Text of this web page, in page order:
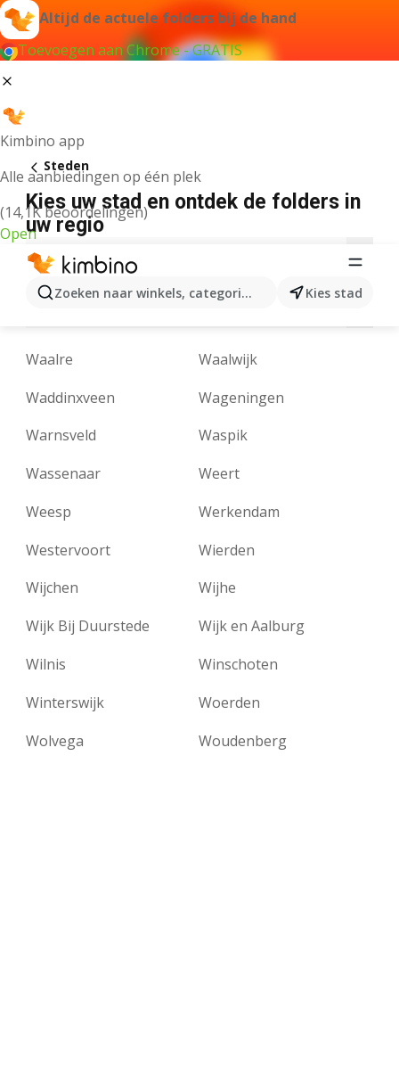
Altijd de actuele folders bij de hand
Toevoegen aan Chrome - GRATIS
Kimbino app
Alle aanbiedingen op één plek
(14,1K beoordelingen)
Open
Zoeken naar winkels, categorieën, producten...
Kies stad
Steden
Kies uw stad en ontdek de folders in
uw regio
A B C J
M
N O P R S T U V W
Waalre
Waalwijk
Waddinxveen
Wageningen
Warnsveld
Waspik
Wassenaar
Weert
Weesp
Werkendam
Westervoort
Wierden
Wijchen
Wijhe
Wijk Bij Duurstede
Wijk en Aalburg
Wilnis
Winschoten
Winterswijk
Woerden
Wolvega
Woudenberg